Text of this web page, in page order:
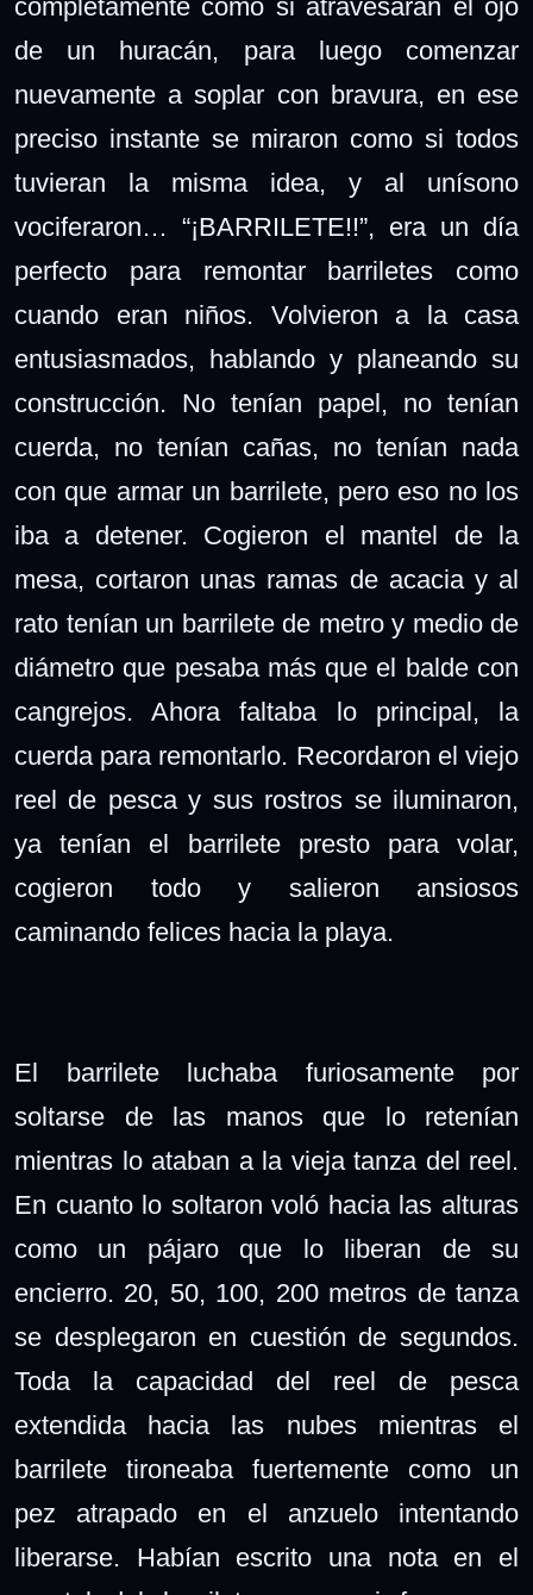
completamente como si atravesaran el ojo
de un huracán, para luego comenzar
nuevamente a soplar con bravura, en ese
preciso instante se miraron como si todos
tuvieran la misma idea, y al unísono
vociferaron… “¡BARRILETE!!”, era un día
perfecto para remontar barriletes como
cuando eran niños. Volvieron a la casa
entusiasmados, hablando y planeando su
construcción. No tenían papel, no tenían
cuerda, no tenían cañas, no tenían nada
con que armar un barrilete, pero eso no los
iba a detener. Cogieron el mantel de la
mesa, cortaron unas ramas de acacia y al
rato tenían un barrilete de metro y medio de
diámetro que pesaba más que el balde con
cangrejos. Ahora faltaba lo principal, la
cuerda para remontarlo. Recordaron el viejo
reel de pesca y sus rostros se iluminaron,
ya tenían el barrilete presto para volar,
cogieron todo y salieron ansiosos
caminando felices hacia la playa.
El barrilete luchaba furiosamente por
soltarse de las manos que lo retenían
mientras lo ataban a la vieja tanza del reel.
En cuanto lo soltaron voló hacia las alturas
como un pájaro que lo liberan de su
encierro. 20, 50, 100, 200 metros de tanza
se desplegaron en cuestión de segundos.
Toda la capacidad del reel de pesca
extendida hacia las nubes mientras el
barrilete tironeaba fuertemente como un
pez atrapado en el anzuelo intentando
liberarse. Habían escrito una nota en el